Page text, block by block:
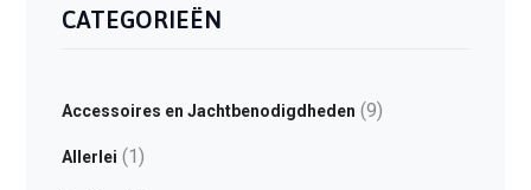
CATEGORIEËN
Accessoires en Jachtbenodigdheden (9)
Allerlei (1)